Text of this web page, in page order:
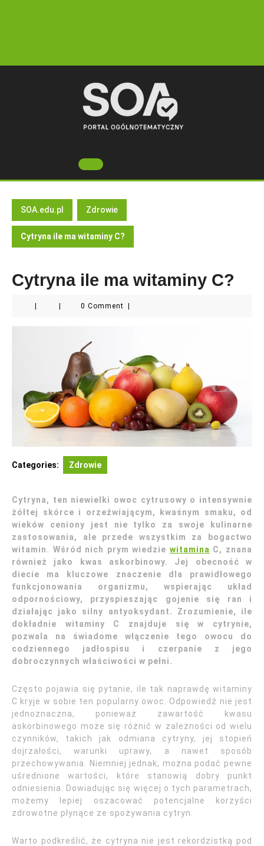
Open
Button
SOA.edu.pl Zdrowie
Cytryna ile ma witaminy C?
Cytryna ile ma witaminy C?
0 Comment
Categories: Zdrowie
Cytryna, ten niewielki owoc cytrusowy o intensywnie
żółtej skórce i orzeźwiającym, kwaśnym smaku, od
wieków ceniony jest nie tylko za swoje kulinarne
zastosowania, ale przede wszystkim za bogactwo
witamin. Wśród nich prym wiedzie witamina C, znana
również jako kwas askorbinowy. Jej obecność w
diecie ma kluczowe znaczenie dla prawidłowego
funkcjonowania organizmu, wspierając układ
odpornościowy, przyspieszając gojenie się ran i
działając jako silny antyoksydant. Zrozumienie, ile
dokładnie witaminy C znajduje się w cytrynie,
pozwala na świadome włączenie tego owocu do
codziennego jadłospisu i czerpanie z jego
dobroczynnych właściwości w pełni.
Często pojawia się pytanie, ile tak naprawdę witaminy
C kryje w sobie ten popularny owoc. Odpowiedź nie jest
jednoznaczna, ponieważ zawartość kwasu
askorbinowego może się różnić w zależności od wielu
czynników, takich jak odmiana cytryny, jej stopień
dojrzałości, warunki uprawy, a nawet sposób
przechowywania. Niemniej jednak, można podać pewne
uśrednione wartości, które stanowią dobry punkt
odniesienia. Dowiadując się więcej o tych parametrach,
możemy lepiej oszacować potencjalne korzyści
zdrowotne płynące ze spożywania cytryn.
Warto podkreślić, że cytryna nie jest rekordzistką pod